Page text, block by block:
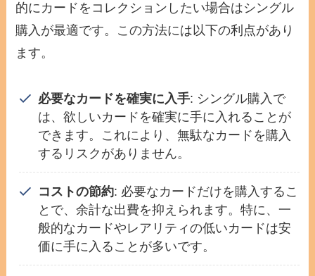
的にカードをコレクションしたい場合はシングル
購入が最適です。この方法には以下の利点があり
ます。
必要なカードを確実に入手: シングル購入で
は、欲しいカードを確実に手に入れることが
できます。これにより、無駄なカードを購入
するリスクがありません。
コストの節約: 必要なカードだけを購入するこ
とで、余計な出費を抑えられます。特に、一
般的なカードやレアリティの低いカードは安
価に手に入ることが多いです。